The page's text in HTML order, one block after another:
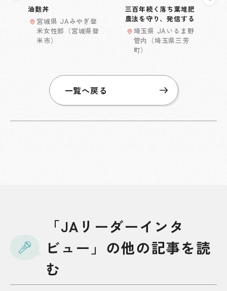
油麩丼
宮城県 JAみやぎ登
米女性部（宮城県登
米市）
三百年続く落ち葉堆肥
農法を守り、発信する
埼玉県 JAいるま野
管内（埼玉県三芳
町）
一覧へ戻る
「JAリーダーインタ
ビュー」の他の記事を読
む